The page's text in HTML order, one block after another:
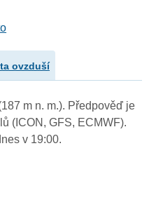
ovzduší
m n. m.). Předpověď je
(ICON, GFS, ECMWF).
v 19:00.